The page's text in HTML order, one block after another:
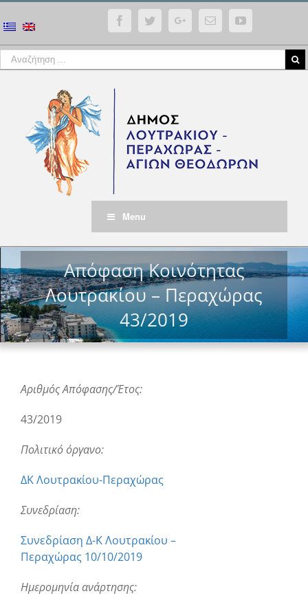
FacebookTwitterGoogle+Email YouTube
Menu
Απόφαση Κοινότητας
Λουτρακίου – Περαχώρας
43/2019
Αριθμός Απόφασης/Έτος:
43/2019
Πολιτικό όργανο:
ΔΚ Λουτρακίου-Περαχώρας
Συνεδρίαση:
Συνεδρίαση Δ-Κ Λουτρακίου –
Περαχώρας 10/10/2019
Ημερομηνία ανάρτησης: